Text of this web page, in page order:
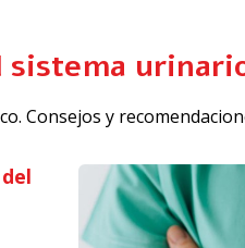
sistema
Consejos y